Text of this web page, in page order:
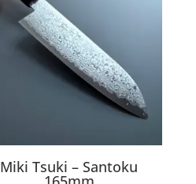
Miki Tsuki – Santoku